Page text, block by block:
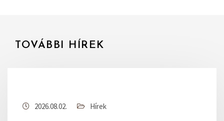
TOVÁBBI HÍREK
2026.08.02. Hírek